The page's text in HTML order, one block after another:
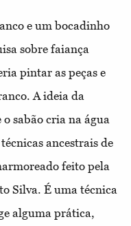
e um bocadinho
sobre faiança
pintar as peças e
A ideia da
sabão cria na água
ancestrais de
feito pela
Silva. É uma técnica
alguma prática,